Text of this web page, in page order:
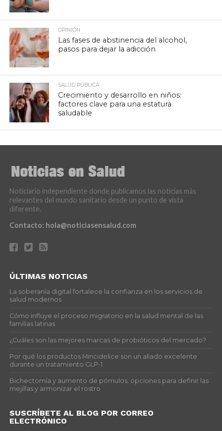
OPINIÓN
Las fases de abstinencia del alcohol,
pasos para dejar la adicción
SALUD PÚBLICA
Crecimiento y desarrollo en niños:
factores clave para una estatura
saludable
Noticiario independiente donde publicamos las noticias más
relevantes del mundo sanitario desde un punto de vista
diferente.
Contacto: hola@noticiasensalud.com
ÚLTIMAS NOTICIAS
La soberanía digital fortalece la confianza en los servicios de
salud modernos
Cómo influye el proceso migratorio en la salud mental de las
familias latinas
¿Cuáles son las mejores marcas de probióticos del mercado?
Por qué los productos Mincidelice son un aliado excelente
durante un tratamiento GLP-1
Bichectomía y aumento de pómulos: opciones para definir las
mejillas y armonizar el rostro
SUSCRÍBETE AL BLOG POR CORREO
ELECTRÓNICO